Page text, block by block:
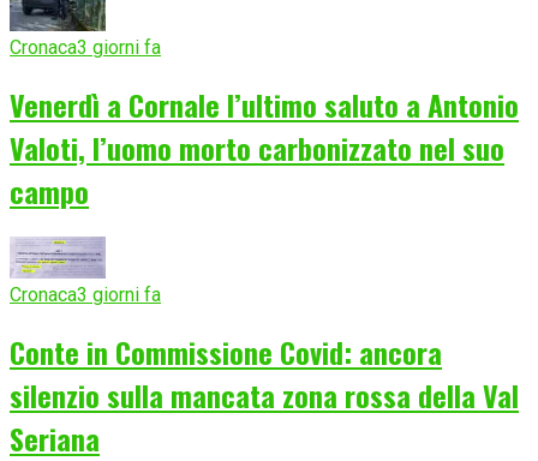
Cronaca3 giorni fa
Venerdì a Cornale l’ultimo saluto a Antonio
Valoti, l’uomo morto carbonizzato nel suo
campo
Cronaca3 giorni fa
Conte in Commissione Covid: ancora
silenzio sulla mancata zona rossa della Val
Seriana